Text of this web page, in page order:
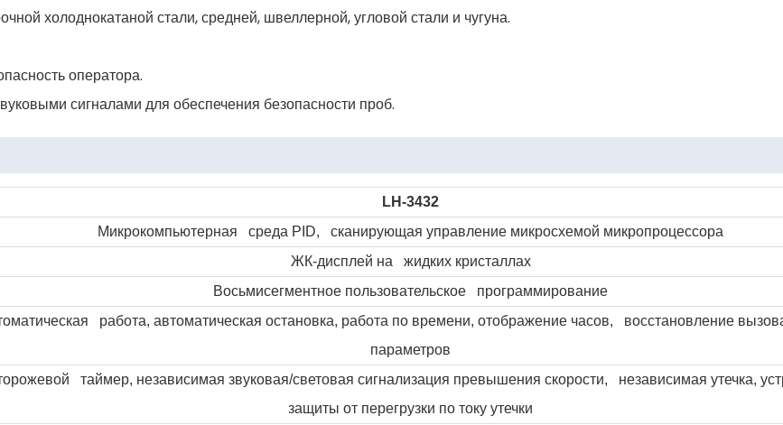
холоднокатаной стали, средней, швеллерной, угловой стали и чугуна.
оператора.
сигналами для обеспечения безопасности проб.
LH-3432
Микрокомпьютерная среда PID, сканирующая управление микросхемой микропроцессора
ЖК-дисплей на жидких кристаллах
Восьмисегментное пользовательское программирование
работа, автоматическая остановка, работа по времени, отображение часов, восстановление
параметров
таймер, независимая звуковая/световая сигнализация превышения скорости, независимая утечка,
защиты от перегрузки по току утечки